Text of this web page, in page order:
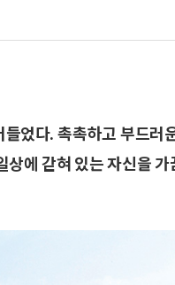
었다. 촉촉하고 부드러
에 갇혀 있는 자신을